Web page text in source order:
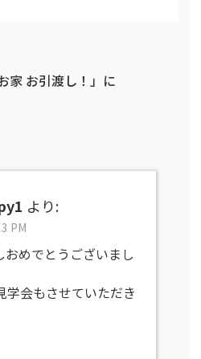
家 お引渡し！」に
より:
PM
めでとうございまし
学会もさせていただき